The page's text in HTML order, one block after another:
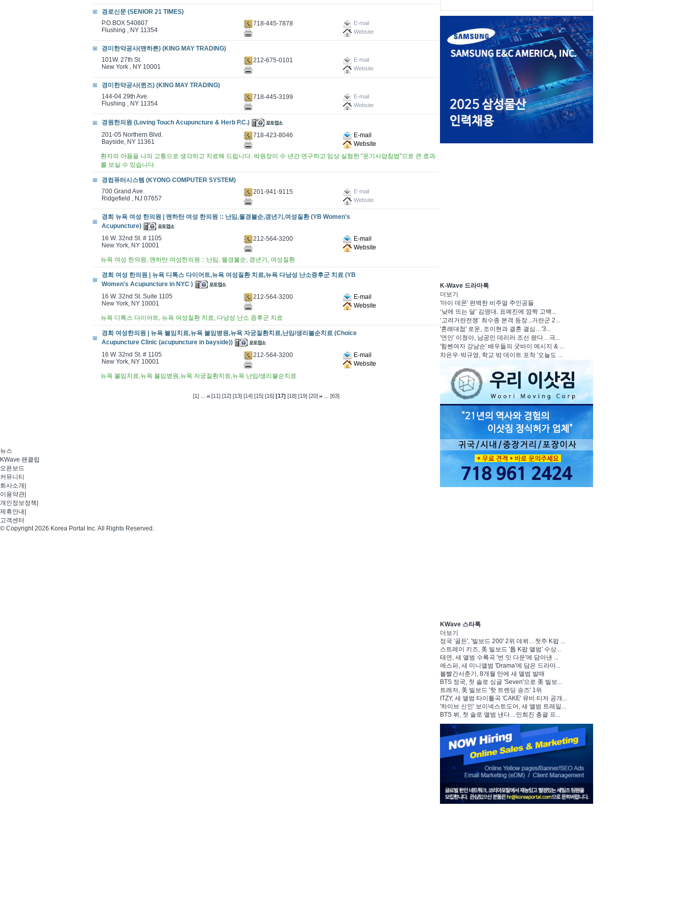
경로신문 (SENIOR 21 TIMES)
P.O.BOX 540807
Flushing , NY 11354
718-445-7878
E-mail
Website
경미한약공사(맨하튼) (KING MAY TRADING)
101W. 27th St.
New York , NY 10001
212-675-0101
E-mail
Website
경미한약공사(퀸즈) (KING MAY TRADING)
144-04 29th Ave.
Flushing , NY 11354
718-445-3199
E-mail
Website
경원한의원 (Loving Touch Acupuncture & Herb P.C.)
201-05 Northern Blvd.
Bayside, NY 11361
718-423-8046
E-mail
Website
환자의 아픔을 나의 고통으로 생각하고 치료해 드립니다. 박원장이 수 년간 연구하고 임상 실험한 "운기사암침법"으로 큰 효과
를 보실 수 있습니다.
경컴퓨터시스템 (KYONG COMPUTER SYSTEM)
700 Grand Ave.
Ridgefield , NJ 07657
201-941-9115
E-mail
Website
경희 뉴욕 여성 한의원 | 맨하탄 여성 한의원 :: 난임,월경불순,갱년기,여성질환 (YB Women's
Acupuncture)
16 W. 32nd St. # 1105
New York, NY 10001
212-564-3200
E-mail
Website
뉴욕 여성 한의원, 맨하탄 여성한의원 :: 난임, 월경불순, 갱년기, 여성질환
경희 여성 한의원 | 뉴욕 디톡스 다이어트,뉴욕 여성질환 치료,뉴욕 다낭성 난소증후군 치료 (YB
Women's Acupuncture in NYC )
16 W. 32nd St. Suite 1105
New York, NY 10001
212-564-3200
E-mail
Website
뉴욕 디톡스 다이어트, 뉴욕 여성질환 치료, 다낭성 난소 증후군 치료
경희 여성한의원 | 뉴욕 불임치료,뉴욕 불임병원,뉴욕 자궁질환치료,난임/생리불순치료 (Choice
Acupuncture Clinic (acupuncture in bayside))
16 W. 32nd St. # 1105
New York, NY 10001
212-564-3200
E-mail
Website
뉴욕 불임치료,뉴욕 불임병원,뉴욕 자궁질환치료,뉴욕 난임/생리불순치료
[1]... [11] [12] [13] [14] [15] [16] [17] [18] [19] [20] ... [63]
K-Wave 드라마톡
더보기
'마이 데몬' 완벽한 비주얼 주인공들
‘낮에 뜨는 달’ 김영대, 표예진에 깜짝 고백...
‘고려거란전쟁’ 최수종 본격 등장...거란군 2...
'혼례대첩' 로운, 조이현과 결혼 결심…'3...
'연인' 이청아, 남궁민 데리러 조선 왔다…극...
'힘쎈여자 강남순' 배우들의 굿바이 메시지 & ...
차은우·박규영, 학교 밖 데이트 포착 '오늘도 ...
KWave 스타톡
더보기
정국 '골든', '빌보드 200' 2위 데뷔…첫주 K팝 ...
스트레이 키즈, 美 빌보드 '톱 K팝 앨범' 수상...
태연, 새 앨범 수록곡 '번 잇 다운'에 담아낸 ...
에스파, 새 미니앨범 'Drama'에 담은 드라마...
볼빨간사춘기, 8개월 만에 새 앨범 발매
BTS 정국, 첫 솔로 싱글 'Seven'으로 美 빌보...
트레저, 美 빌보드 '핫 트렌딩 송즈' 1위
ITZY, 새 앨범 타이틀곡 'CAKE' 뮤비 티저 공개...
'하이브 신인' 보이넥스트도어, 새 앨범 트레일...
BTS 뷔, 첫 솔로 앨범 낸다…민희진 총괄 프...
뉴스
KWave 팬클럽
오픈보드
커뮤니티
회사소개
이용약관
개인정보정책
제휴안내
고객센터
© Copyright 2026 Korea Portal Inc. All Rights Reserved.